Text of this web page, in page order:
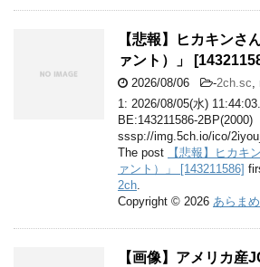
【悲報】ヒカキンさ
ァント）」
2026/08/06 -2ch.sc,
1: 2026/08/05(水)
BE:143211586-2BP(2000)
sssp://img.5ch.io/ico/
The post
【悲報】ヒカキ
ァント）」 [143211586]
2ch.
Copyright © 2026 あらま
【画像】アメリカ産